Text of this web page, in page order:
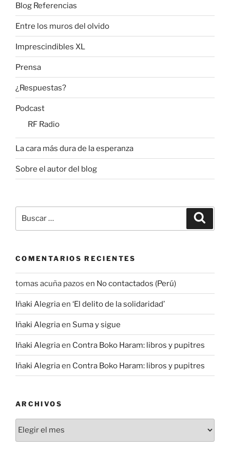
Blog Referencias
Entre los muros del olvido
Imprescindibles XL
Prensa
¿Respuestas?
Podcast
RF Radio
La cara más dura de la esperanza
Sobre el autor del blog
por:
COMENTARIOS RECIENTES
tomas acuña pazos en No contactados (Perú)
Iñaki Alegriaen ‘El delito de la solidaridad’
Iñaki Alegriaen Suma y sigue
Iñaki Alegriaen Contra Boko Haram: libros y pupitres
Iñaki Alegriaen Contra Boko Haram: libros y pupitres
ARCHIVOS